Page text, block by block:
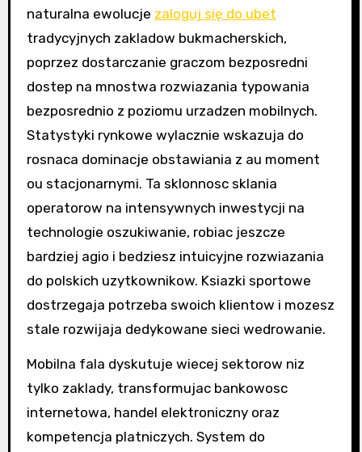
naturalna ewolucje zaloguj się do ubet
tradycyjnych zakladow bukmacherskich,
poprzez dostarczanie graczom bezposredni
dostep na mnostwa rozwiazania typowania
bezposrednio z poziomu urzadzen mobilnych.
Statystyki rynkowe wylacznie wskazuja do
rosnaca dominacje obstawiania z au moment
ou stacjonarnymi. Ta sklonnosc sklania
operatorow na intensywnych inwestycji na
technologie oszukiwanie, robiac jeszcze
bardziej agio i bedziesz intuicyjne rozwiazania
do polskich uzytkownikow. Ksiazki sportowe
dostrzegaja potrzeba swoich klientow i mozesz
stale rozwijaja dedykowane sieci wedrowanie.
Mobilna fala dyskutuje wiecej sektorow niz
tylko zaklady, transformujac bankowosc
internetowa, handel elektroniczny oraz
kompetencja platniczych. System do